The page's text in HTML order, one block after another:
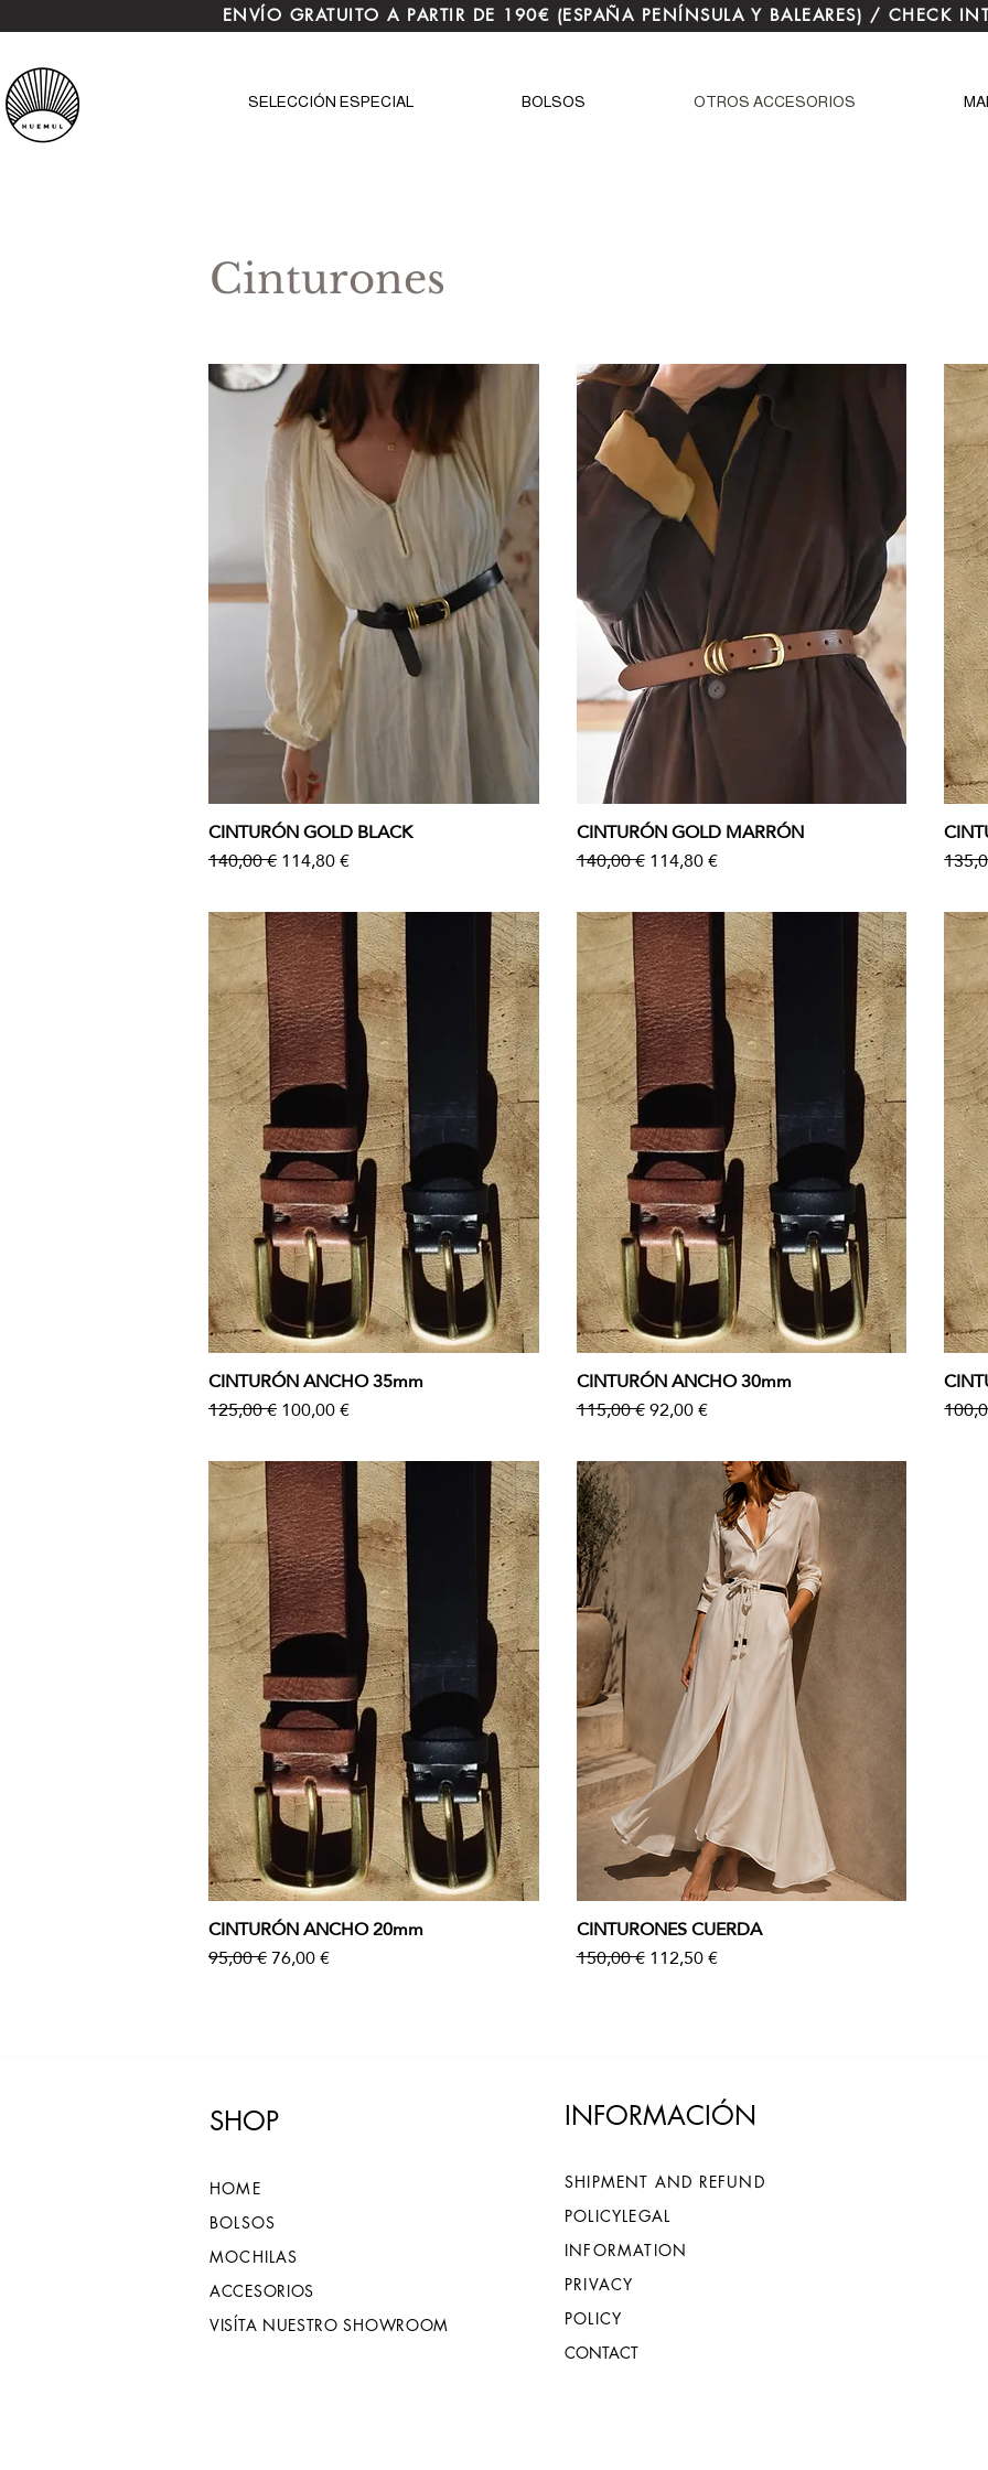
ENVÍO GRATUITO A PARTIR DE 190€ (ESPAÑA PENÍNSULA Y BALEARES) / CHECK
SELECCIÓN ESPECIAL BOLSOS OTROS ACCESORIOS
Cinturones
Vista rápida
CINTURÓN GOLD BLACK
Precio
140,00 €Precio de oferta
114,80 €
Vista rápida
CINTURÓN GOLD MARRÓN
Precio
140,00 €Precio de oferta
114,80 €
Vista rápida
CINTURÓN ANCHO 35mm
Precio
125,00 €Precio de oferta
100,00 €
Vista rápida
CINTURÓN ANCHO 30mm
Precio
115,00 €Precio de oferta
92,00 €
Vista rápida
CINTURÓN ANCHO 20mm
Precio
95,00 €Precio de oferta
76,00 €
Vista rápida
CINTURONES CUERDA
Precio
150,00 €Precio de oferta
112,50 €
SHOP
HOME
BOLSOS
MOCHILAS
ACCESORIOS
VISÍTA NUESTRO SHOWROOM
INFORMACIÓN
SHIPMENT AND REFUND
POLICYLEGAL
INFORMATION
PRIVACY
POLICY
CONTACT